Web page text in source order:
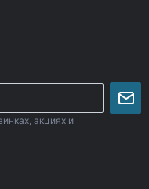
акциях и